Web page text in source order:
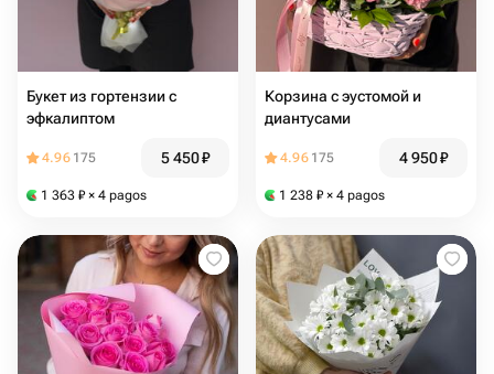
Букет из гортензии с
эфкалиптом
4.96 175 5 450₽
1 363 ₽ × 4 pagos
Корзина с эустомой и
диантусами
4.96 175 4 950₽
1 238 ₽ × 4 pagos